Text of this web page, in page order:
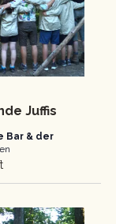
Juffis
Bar & der